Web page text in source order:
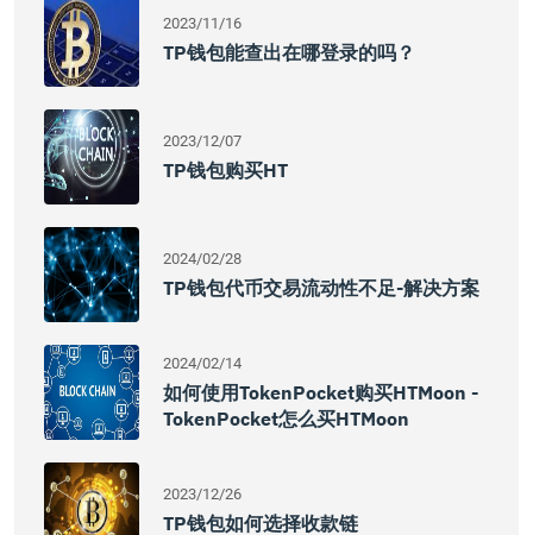
2023/11/16
TP钱包能查出在哪登录的吗？
2023/12/07
TP钱包购买HT
2024/02/28
TP钱包代币交易流动性不足-解决方案
2024/02/14
如何使用TokenPocket购买HTMoon -
TokenPocket怎么买HTMoon
2023/12/26
TP钱包如何选择收款链